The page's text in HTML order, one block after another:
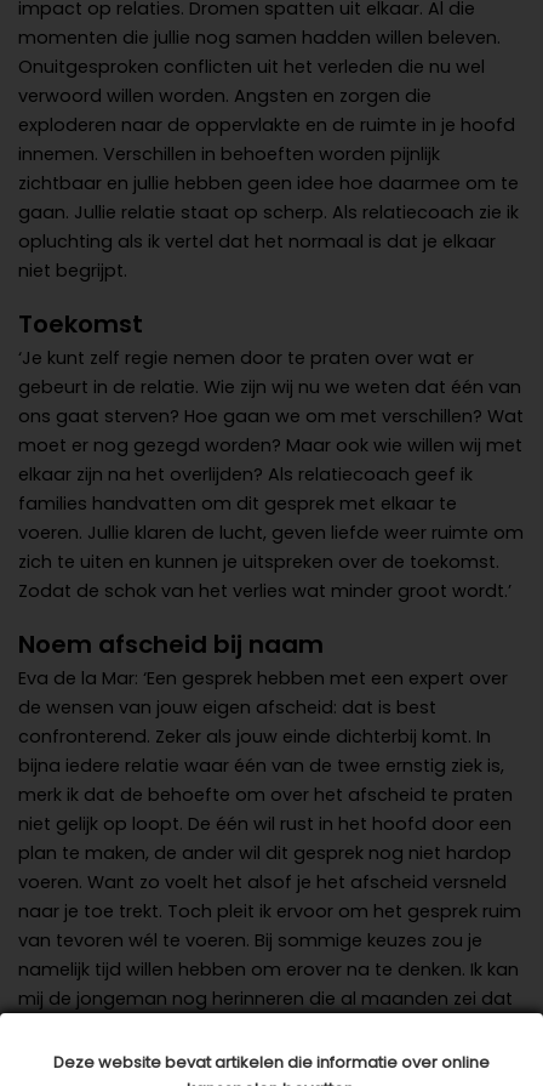
Deze website bevat artikelen die informatie over online
impact op relaties. Dromen spatten uit elkaar. Al die
momenten die jullie nog samen hadden willen beleven.
Onuitgesproken conflicten uit het verleden die nu wel
verwoord willen worden. Angsten en zorgen die
exploderen naar de oppervlakte en de ruimte in je hoofd
innemen. Verschillen in behoeften worden pijnlijk
zichtbaar en jullie hebben geen idee hoe daarmee om te
gaan. Jullie relatie staat op scherp. Als relatiecoach zie ik
opluchting als ik vertel dat het normaal is dat je elkaar
niet begrijpt.
Toekomst
‘Je kunt zelf regie nemen door te praten over wat er
gebeurt in de relatie. Wie zijn wij nu we weten dat één van
ons gaat sterven? Hoe gaan we om met verschillen? Wat
moet er nog gezegd worden? Maar ook wie willen wij met
elkaar zijn na het overlijden? Als relatiecoach geef ik
families handvatten om dit gesprek met elkaar te
voeren. Jullie klaren de lucht, geven liefde weer ruimte om
zich te uiten en kunnen je uitspreken over de toekomst.
Zodat de schok van het verlies wat minder groot wordt.’
Noem afscheid bij naam
Eva de la Mar: ‘Een gesprek hebben met een expert over
de wensen van jouw eigen afscheid: dat is best
confronterend. Zeker als jouw einde dichterbij komt. In
bijna iedere relatie waar één van de twee ernstig ziek is,
merk ik dat de behoefte om over het afscheid te praten
niet gelijk op loopt. De één wil rust in het hoofd door een
plan te maken, de ander wil dit gesprek nog niet hardop
voeren. Want zo voelt het alsof je het afscheid versneld
naar je toe trekt. Toch pleit ik ervoor om het gesprek ruim
van tevoren wél te voeren. Bij sommige keuzes zou je
namelijk tijd willen hebben om erover na te denken. Ik kan
mij de jongeman nog herinneren die al maanden zei dat
aanstaande afscheid van zijn vrouw. Maar een afspraak